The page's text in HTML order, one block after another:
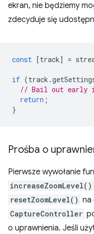
ekran, nie będziemy
zdecyduje się
const [track] =
if (track .
// Bail out early
return ;
}
Prośba o
Pierwsze wywołanie
increaseZoomLevel()
resetZoomLevel() na
CaptureController
o uprawnienia. Jeśli